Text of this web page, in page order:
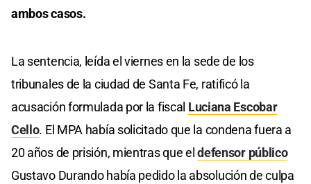
ambos casos.
La sentencia, leída el viernes en la sede de los
tribunales de la ciudad de Santa Fe, ratificó la
acusación formulada por la fiscal Luciana Escobar
Cello. El MPA había solicitado que la condena fuera a
20 años de prisión, mientras que eldefensor público
Gustavo Durando había pedido la absolución de culpa